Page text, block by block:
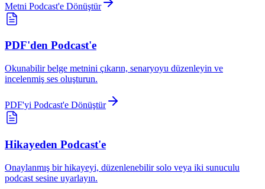
Metni Podcast'e Dönüştür
PDF'den Podcast'e
Okunabilir belge metnini çıkarın, senaryoyu düzenleyin ve
incelenmiş ses oluşturun.
PDF'yi Podcast'e Dönüştür
Hikayeden Podcast'e
Onaylanmış bir hikayeyi, düzenlenebilir solo veya iki sunuculu
podcast sesine uyarlayın.